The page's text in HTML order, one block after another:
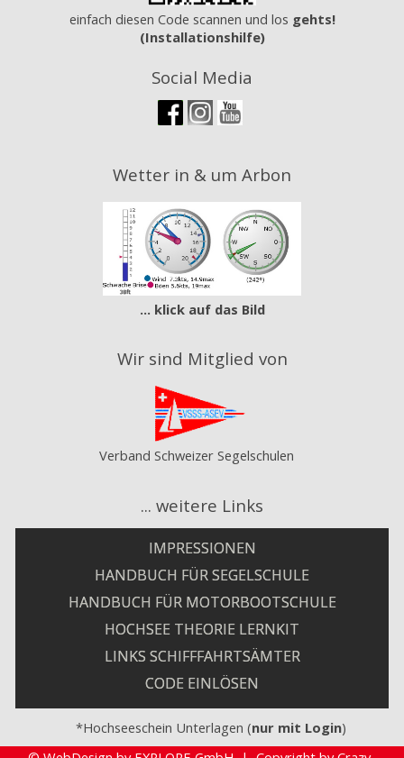
einfach diesen Code scannen und los gehts!
(Installationshilfe)
Social Media
Wetter in & um Arbon
... klick auf das Bild
Wir sind Mitglied von
Verband Schweizer Segelschulen
... weitere Links
IMPRESSIONEN
HANDBUCH FÜR SEGELSCHULE
HANDBUCH FÜR MOTORBOOTSCHULE
HOCHSEE THEORIE LERNKIT
LINKS SCHIFFFAHRTSÄMTER
CODE EINLÖSEN
*Hochseeschein Unterlagen (nur mit Login)